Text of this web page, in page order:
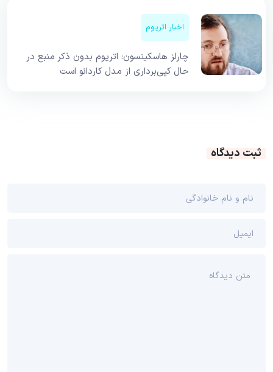
اخبار اتریوم
چارلز هاسکینسون: اتریوم بدون ذکر منبع در
حال کپی‌برداری از مدل کاردانو است
ثبت دیدگاه